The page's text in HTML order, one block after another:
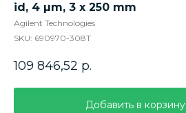
id, 4 µm, 3 x 250 mm
Agilent Technologies
SKU: 690970-308T
109 846,52 р.
Добавить в корзину